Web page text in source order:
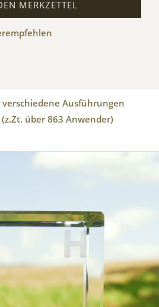
MERKZETTEL
Ausführungen
über 863 Anwender)